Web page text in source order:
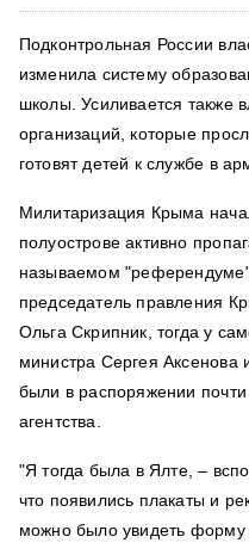
Подконтрольная России
изменила систему
школы. Усиливается также
организаций, которые
готовят детей к службе в
Милитаризация Крыма
полуострове активно
называемом
председатель правления
Ольга Скрипник, тогда у
министра Сергея Аксенова
были в распоряжении
агентства.
"Я тогда была в Ялте, –
что появились плакаты и
можно было увидеть форму